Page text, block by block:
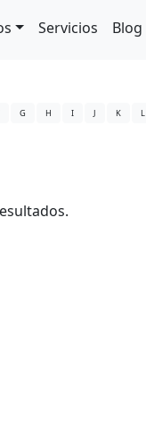
Servicios Blog
G H I J K L